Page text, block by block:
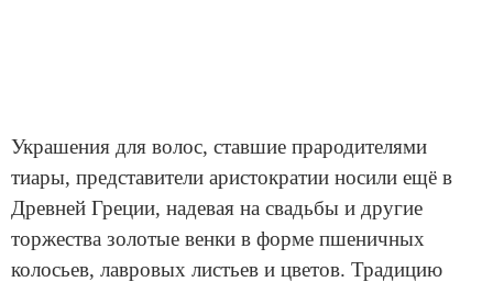
Украшения для волос, ставшие прародителями
тиары, представители аристократии носили ещё в
Древней Греции, надевая на свадьбы и другие
торжества золотые венки в форме пшеничных
колосьев, лавровых листьев и цветов. Традицию